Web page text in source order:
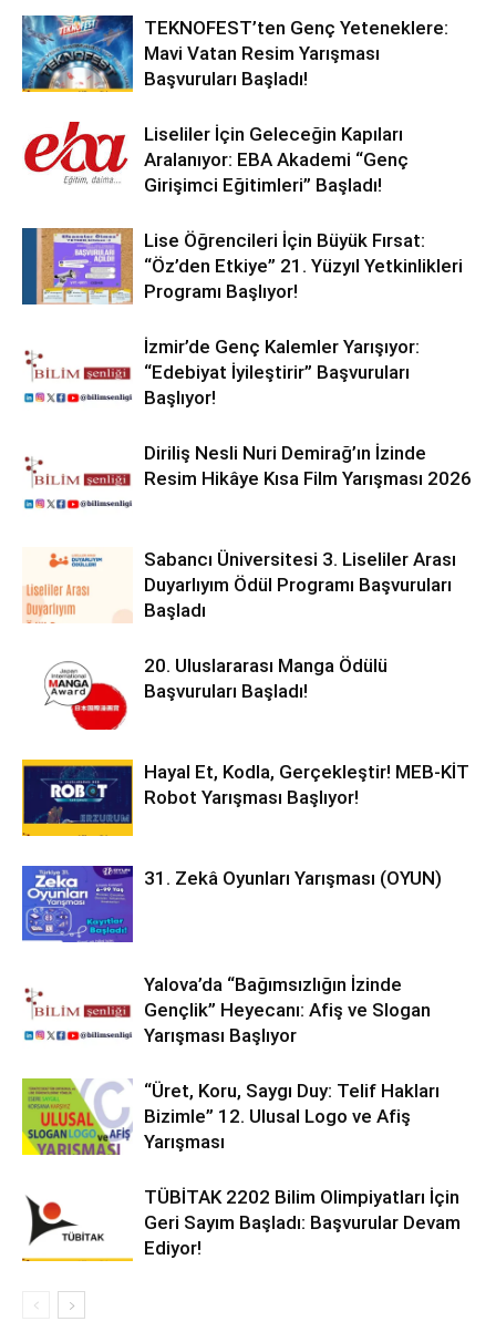
TEKNOFEST’ten Genç Yeteneklere:
Mavi Vatan Resim Yarışması
Başvuruları Başladı!
Liseliler İçin Geleceğin Kapıları
Aralanıyor: EBA Akademi “Genç
Girişimci Eğitimleri” Başladı!
Lise Öğrencileri İçin Büyük Fırsat:
“Öz’den Etkiye” 21. Yüzyıl Yetkinlikleri
Programı Başlıyor!
İzmir’de Genç Kalemler Yarışıyor:
“Edebiyat İyileştirir” Başvuruları
Başlıyor!
Diriliş Nesli Nuri Demirağ’ın İzinde
Resim Hikâye Kısa Film Yarışması 2026
Sabancı Üniversitesi 3. Liseliler Arası
Duyarlıyım Ödül Programı Başvuruları
Başladı
20. Uluslararası Manga Ödülü
Başvuruları Başladı!
Hayal Et, Kodla, Gerçekleştir! MEB-KİT
Robot Yarışması Başlıyor!
31. Zekâ Oyunları Yarışması (OYUN)
Yalova’da “Bağımsızlığın İzinde
Gençlik” Heyecanı: Afiş ve Slogan
Yarışması Başlıyor
“Üret, Koru, Saygı Duy: Telif Hakları
Bizimle” 12. Ulusal Logo ve Afiş
Yarışması
TÜBİTAK 2202 Bilim Olimpiyatları İçin
Geri Sayım Başladı: Başvurular Devam
Ediyor!